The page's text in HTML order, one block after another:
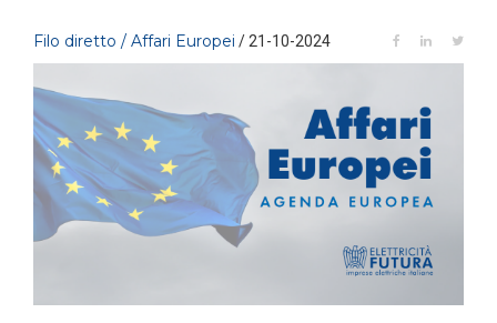
Filo diretto / Affari Europei / 21-10-2024